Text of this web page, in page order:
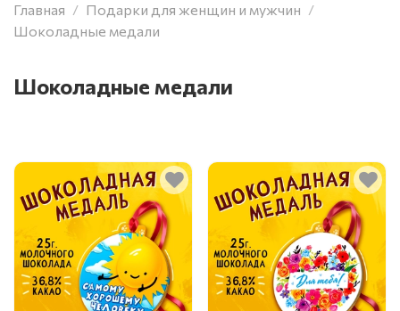
Главная
Подарки для женщин и мужчин
Шоколадные медали
Шоколадные медали